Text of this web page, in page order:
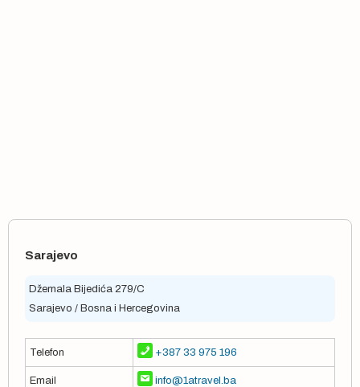
Sarajevo
Džemala Bijedića 279/C
Sarajevo / Bosna i Hercegovina
Telefon +387 33 975 196
Email info@1atravel.ba